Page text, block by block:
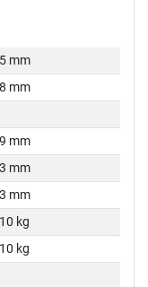
mm
mm
mm
mm
mm
kg
kg